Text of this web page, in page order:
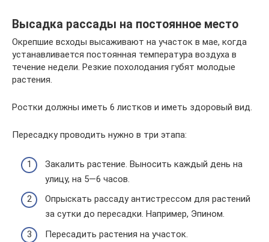
Высадка рассады на постоянное место
Окрепшие всходы высаживают на участок в мае, когда
устанавливается постоянная температура воздуха в
течение недели. Резкие похолодания губят молодые
растения.
Ростки должны иметь 6 листков и иметь здоровый вид.
Пересадку проводить нужно в три этапа:
Закалить растение. Выносить каждый день на
улицу, на 5—6 часов.
Опрыскать рассаду антистрессом для растений
за сутки до пересадки. Например, Эпином.
Пересадить растения на участок.